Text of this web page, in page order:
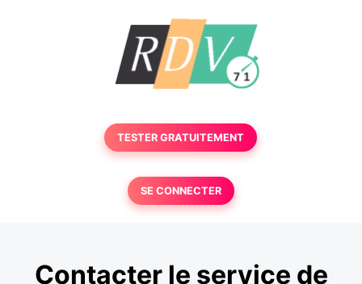
TESTER GRATUITEMENT
SE CONNECTER
Contacter le service de